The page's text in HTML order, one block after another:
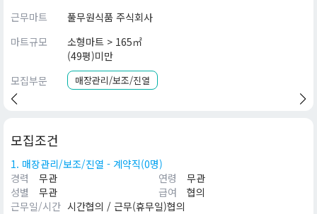
근무마트
풀무원식품 주식회사
마트규모
소형마트 > 165㎡
(49평)미만
모집부문
매장관리/보조/진열
모집조건
1. 매장관리/보조/진열 - 계약직(0명)
경력
무관 연령
무관
성별
무관 급여
협의
근무일/시간 시간협의 / 근무(휴무일)협의